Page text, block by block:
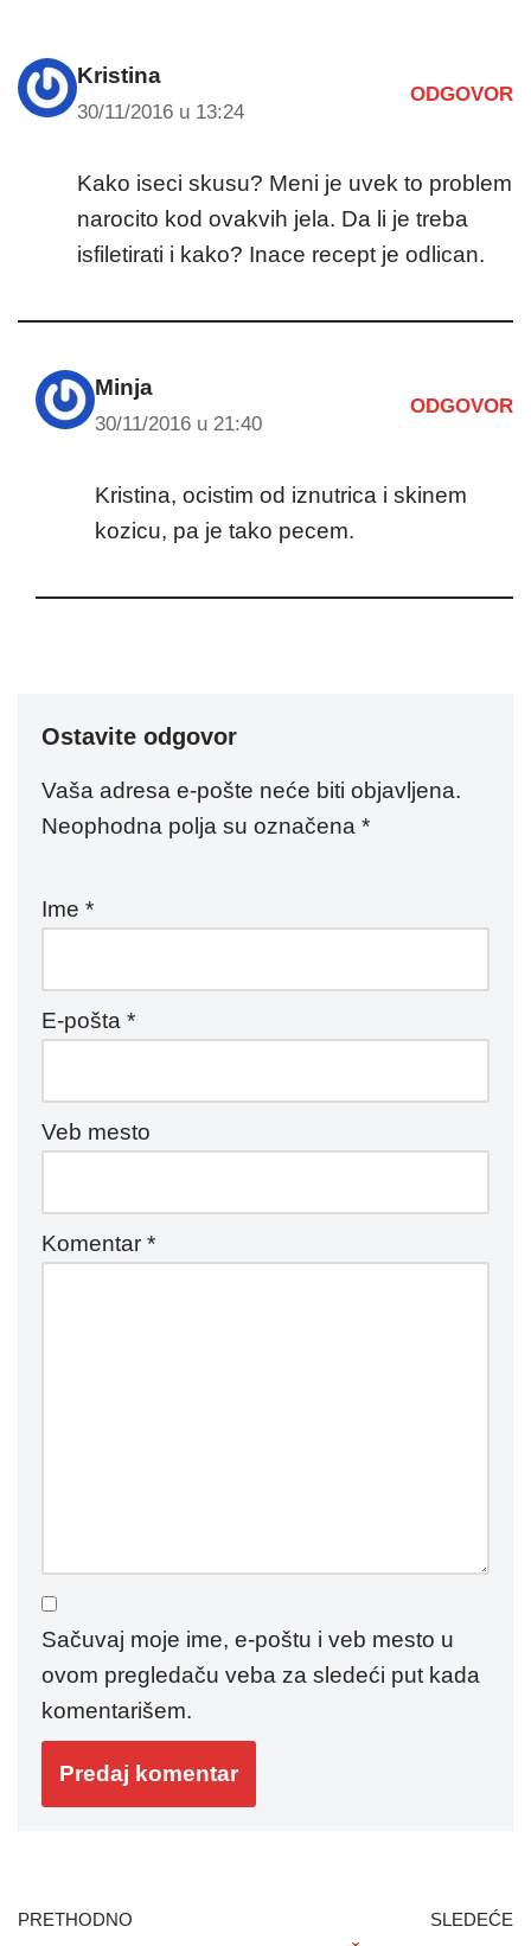
Kristina
30/11/2016 u 13:24
ODGOVOR
Kako iseci skusu? Meni je uvek to problem
narocito kod ovakvih jela. Da li je treba
isfiletirati i kako? Inace recept je odlican.
Minja
30/11/2016 u 21:40
ODGOVOR
Kristina, ocistim od iznutrica i skinem
kozicu, pa je tako pecem.
Ostavite odgovor
Vaša adresa e-pošte neće biti objavljena.
Neophodna polja su označena *
Ime *
E-pošta *
Veb mesto
Komentar *
Sačuvaj moje ime, e-poštu i veb mesto u
ovom pregledaču veba za sledeći put kada
komentarišem.
PRETHODNO SLEDEĆE